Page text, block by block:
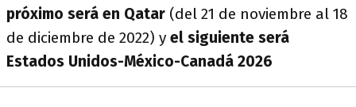
próximo será en Qatar (del 21 de noviembre al 18
de diciembre de 2022) y el siguiente será
Estados Unidos-México-Canadá 2026